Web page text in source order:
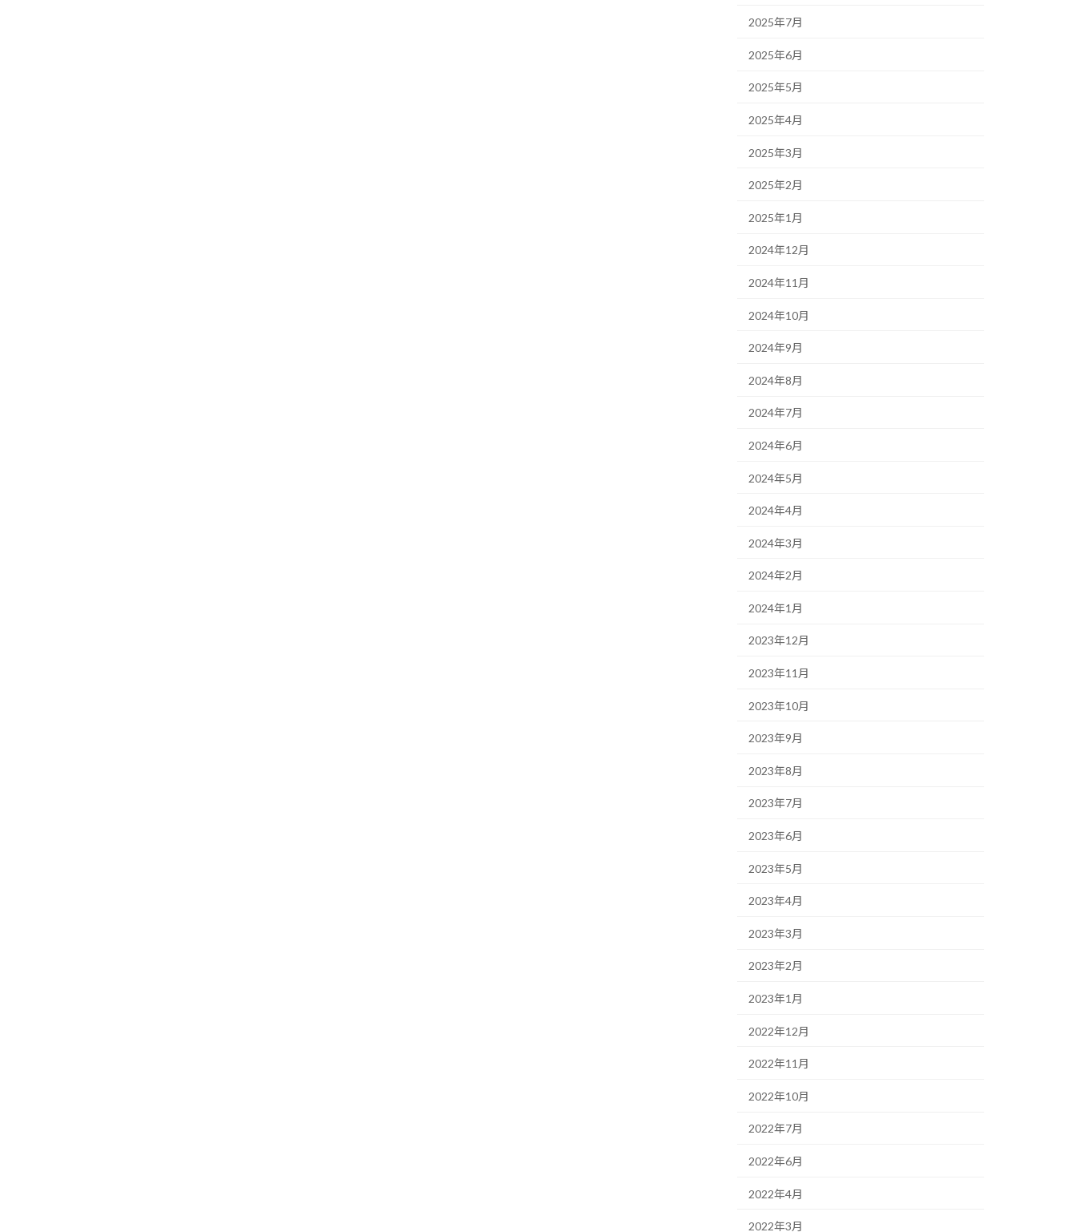
2025年7月
2025年6月
2025年5月
2025年4月
2025年3月
2025年2月
2025年1月
2024年12月
2024年11月
2024年10月
2024年9月
2024年8月
2024年7月
2024年6月
2024年5月
2024年4月
2024年3月
2024年2月
2024年1月
2023年12月
2023年11月
2023年10月
2023年9月
2023年8月
2023年7月
2023年6月
2023年5月
2023年4月
2023年3月
2023年2月
2023年1月
2022年12月
2022年11月
2022年10月
2022年7月
2022年6月
2022年4月
2022年3月